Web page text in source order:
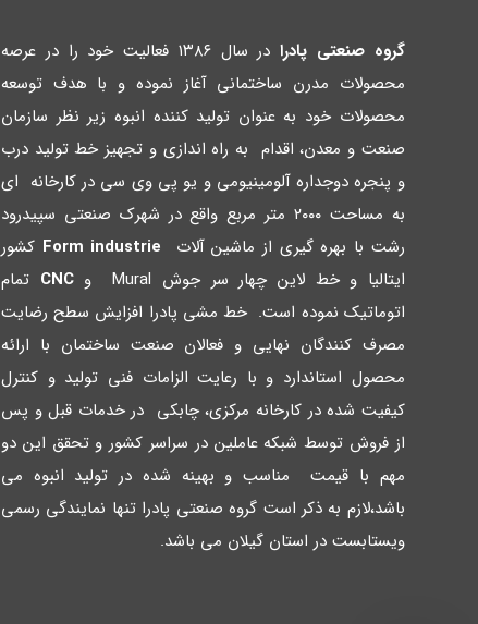
گروه صنعتی پادرا
در سال ۱۳۸۶ فعالیت خود را در عرصه
محصولات مدرن ساختمانی آغاز نموده و با هدف توسعه
محصولات خود به عنوان تولید کننده انبوه زیر نظر سازمان
صنعت و معدن، اقدام به راه اندازي و تجهیز خط تولید درب
و پنجره دوجداره آلومینیومی و یو پی وي سی در کارخانه اي
به مساحت ۲۰۰۰ متر مربع واقع در شهرك صنعتی سپیدرود
رشت با بهره گیري از ماشین آلات Form industrie کشور
ایتالیا و خط لاین چهار سر جوش Mural و
CNC تمام
اتوماتیک نموده است. خط مشی پادرا افزایش سطح رضایت
مصرف کنندگان نهایی و فعالان صنعت ساختمان با ارائه
محصول استاندارد و با رعایت الزامات فنی تولید و کنترل
کیفیت شده در کارخانه مرکزي، چابکی در خدمات قبل و پس
از فروش توسط شبکه عاملین در سراسر کشور و تحقق این دو
مهم با قیمت مناسب و بهینه شده در تولید انبوه می
باشد،لازم به ذکر است گروه صنعتی پادرا تنها نمایندگی رسمی
ویستابست در استان گیلان می باشد.